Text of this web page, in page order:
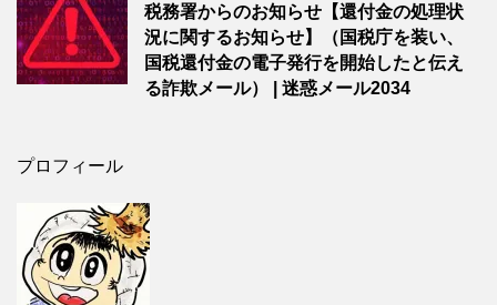
税務署からのお知らせ【還付金の処理状
況に関するお知らせ】（国税庁を装い、
国税還付金の電子発行を開始したと伝え
る詐欺メール） | 迷惑メール2034
プロフィール